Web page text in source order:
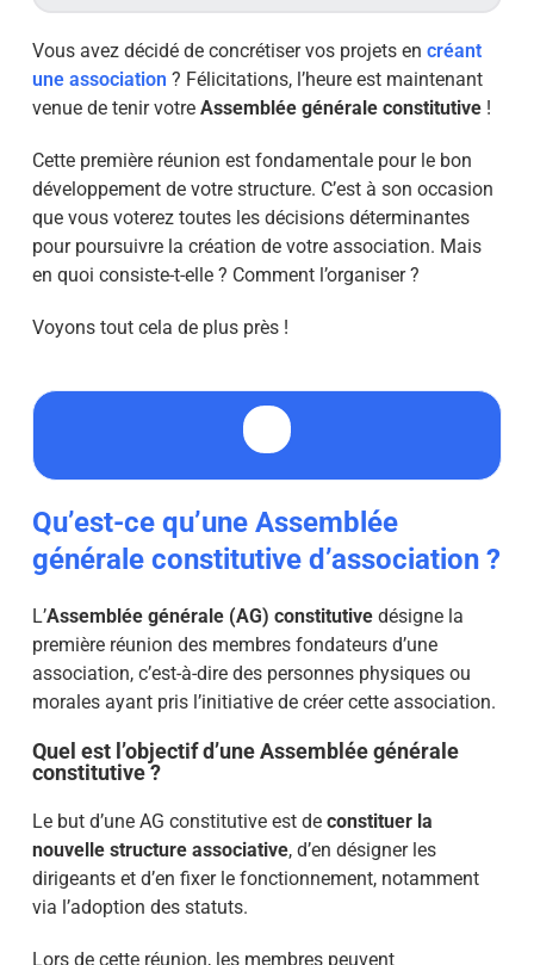
Vous avez décidé de concrétiser vos projets en créant
une association ? Félicitations, l’heure est maintenant
venue de tenir votreAssemblée générale constitutive!
Cette première réunion est fondamentale pour le bon
développement de votre structure. C’est à son occasion
que vous voterez toutes les décisions déterminantes
pour poursuivre la création de votre association. Mais
en quoi consiste-t-elle ? Comment l’organiser ?
Voyons tout cela de plus près !
Qu’est-ce qu’une Assemblée
générale constitutive d’association ?
L’Assemblée générale (AG) constitutivedésigne la
première réunion des membres fondateurs d’une
association, c’est-à-dire des personnes physiques ou
morales ayant pris l’initiative de créer cette association.
Quel est l’objectif d’une Assemblée générale
constitutive ?
Le but d’une AG constitutive est de constituer la
nouvelle structure associative, d’en désigner les
dirigeants et d’en fixer le fonctionnement, notamment
via l’adoption des statuts.
Lors de cette réunion, les membres peuvent